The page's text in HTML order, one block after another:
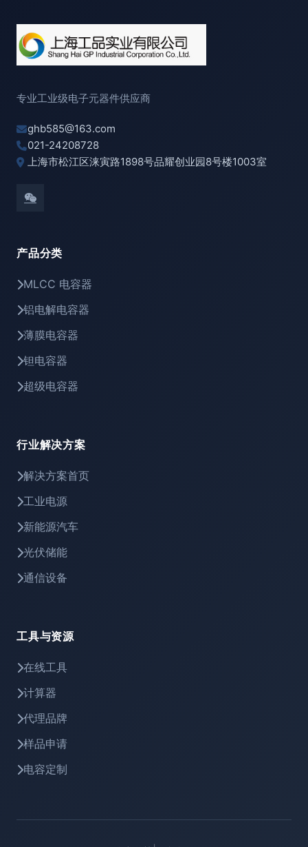
专业工业级电子元器件供应商
ghb585@163.com
021-24208728
上海市松江区涞寅路1898号品耀创业园8号楼1003室
产品分类
MLCC 电容器
铝电解电容器
薄膜电容器
钽电容器
超级电容器
行业解决方案
解决方案首页
工业电源
新能源汽车
光伏储能
通信设备
工具与资源
在线工具
计算器
代理品牌
样品申请
电容定制